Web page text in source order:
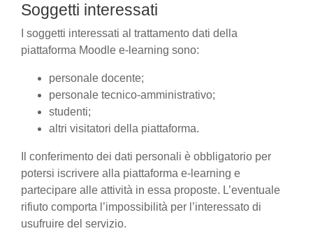
Soggetti interessati
I soggetti interessati al trattamento dati della
piattaforma Moodle e-learning sono:
personale docente;
personale tecnico-amministrativo;
studenti;
altri visitatori della piattaforma.
Il conferimento dei dati personali è obbligatorio per
potersi iscrivere alla piattaforma e-learning e
partecipare alle attività in essa proposte. L’eventuale
rifiuto comporta l’impossibilità per l’interessato di
usufruire del servizio.